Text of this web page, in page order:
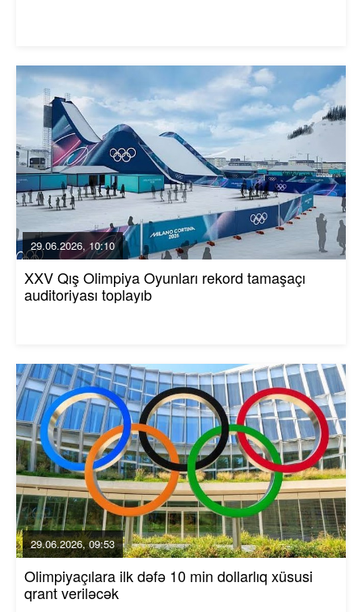
29.06.2026, 10:10
XXV Qış Olimpiya Oyunları rekord tamaşaçı
auditoriyası toplayıb
29.06.2026, 09:53
Olimpiyaçılara ilk dəfə 10 min dollarlıq xüsusi
qrant veriləcək